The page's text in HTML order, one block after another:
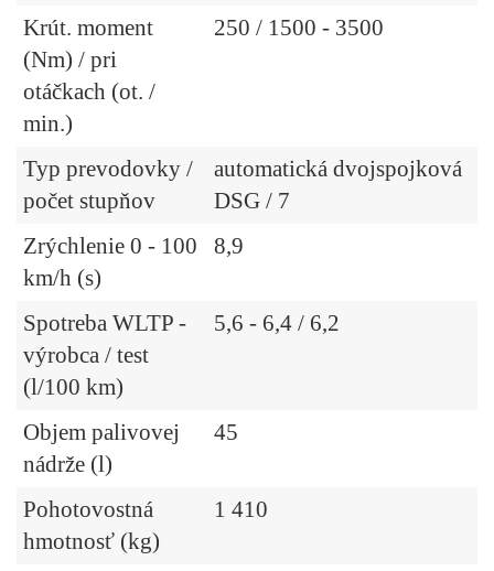
Krút. moment
(Nm) / pri
otáčkach (ot. /
min.)
250 / 1500 - 3500
Typ prevodovky /
počet stupňov
automatická dvojspojková
DSG / 7
Zrýchlenie 0 - 100
km/h (s)
8,9
Spotreba WLTP -
výrobca / test
(l/100 km)
5,6 - 6,4 / 6,2
Objem palivovej
nádrže (l)
45
Pohotovostná
hmotnosť (kg)
1 410